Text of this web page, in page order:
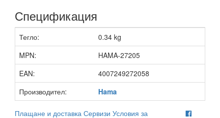
Спецификация
Тегло:
0.34 kg
MPN:
HAMA-27205
EAN:
4007249272058
Производител:
Hama
Плащане и доставка Сервизи Условия за